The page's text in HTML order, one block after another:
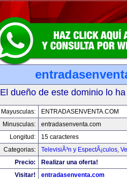
El dueño de este dominio lo
Mayusculas:
ENTRADASENVENTA.COM
Minusculas:
entradasenventa.com
Longitud:
15 caracteres
Categorias:
TelevisiÃ³n y EspectÃ¡culos,
Precio:
Realizar una oferta!
Visitar!
entradasenventa.com